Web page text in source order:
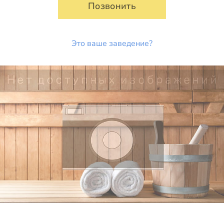
Позвонить
Это ваше заведение?